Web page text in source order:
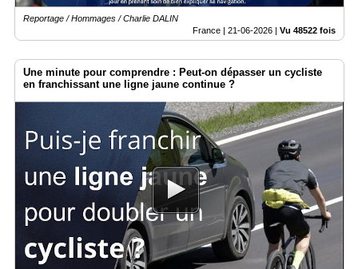
Reportage / Hommages / Charlie DALIN
France | 21-06-2026 Vu 48522 fois
Une minute pour comprendre : Peut-on dépasser un cycliste
en franchissant une ligne jaune continue ?